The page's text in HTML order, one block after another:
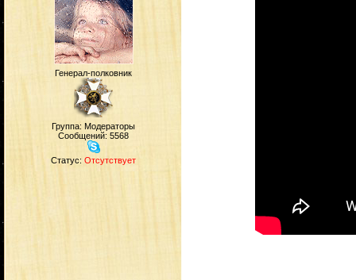
Генерал-полковник
Группа: Модераторы
Сообщений: 5568
Статус: Отсутствует